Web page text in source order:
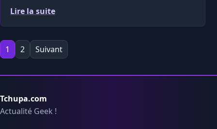
Lire la suite
Pagination des publications
1 2 Suivant
Tchupa.com
Actualité Geek !